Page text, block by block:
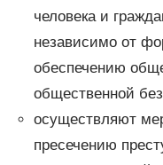
человека и
независимо от
обеспечению
общественной
осуществляют
пресечению